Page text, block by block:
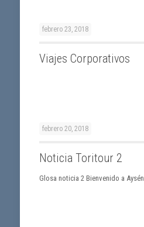
febrero 23, 2018
Viajes Corporativos
febrero 20, 2018
Noticia Toritour 2
Glosa noticia 2 Bienvenido a Aysén